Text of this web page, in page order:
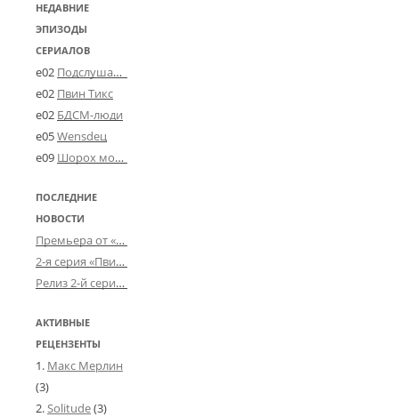
НЕДАВНИЕ
ЭПИЗОДЫ
СЕРИАЛОВ
e02 Подслушано в Угличе
e02 Пвин Тикс
e02 БДСМ-люди
e05Wensdeц
e09 Шорох мозговины
ПОСЛЕДНИЕ
НОВОСТИ
Премьера от «Усталого королевства»: «Игорь начал»
2-я серия «Пвин Тикса» от 2-D
Релиз 2-й серии «БДСМ-людей» от «Аркада Фильм»
АКТИВНЫЕ
РЕЦЕНЗЕНТЫ
Макс Мерлин
(3)
Solitude(3)